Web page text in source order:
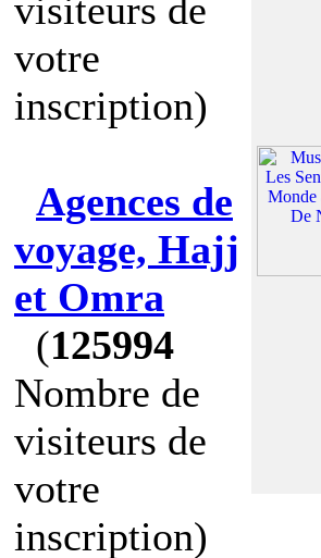
visiteurs de
votre
inscription)
Agences de
voyage, Hajj
et Omra
(125994
Nombre de
visiteurs de
votre
inscription)